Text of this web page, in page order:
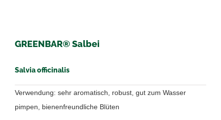
GREENBAR® Salbei
Salvia officinalis
Verwendung: sehr aromatisch, robust, gut zum Wasser
pimpen, bienenfreundliche Blüten